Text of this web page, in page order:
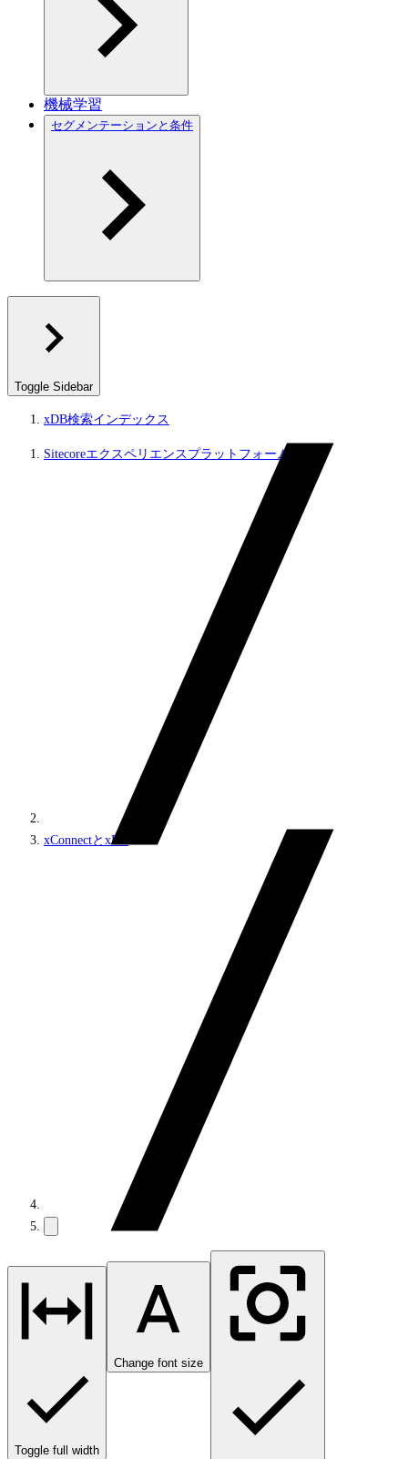
機械学習
セグメンテーションと条件
Toggle Sidebar
xDB検索インデックス
Sitecoreエクスペリエンスプラットフォーム
xConnectとxDB
Toggle full width
Change font size